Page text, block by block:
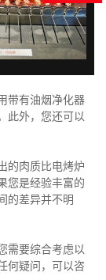
带有油烟净化器
此外，您还可以
的肉质比电烤炉
您是经验丰富的
的差异并不明
需要综合考虑以
何疑问，可以咨